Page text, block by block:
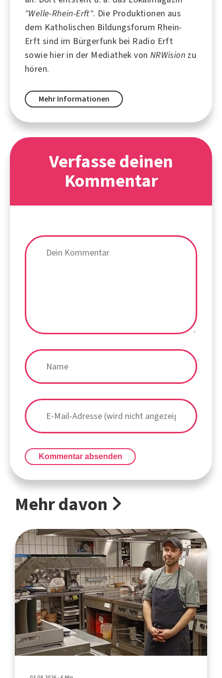
"Welle-Rhein-Erft". Die Produktionen aus
dem Katholischen Bildungsforum Rhein-
Erft sind im Bürgerfunk bei Radio Erft
sowie hier in der Mediathek von NRWision zu
hören.
Mehr Informationen
Verfasse deinen
Kommentar
Kommentar absenden
Mehr davon